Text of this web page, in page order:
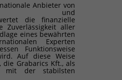
Anbieter von
und
die finanzielle
Zuverlässigkeit aller
eines bewährten
Experten
Funktionsweise
Auf diese Weise
Grabarics Kft., als
mit der stabilsten